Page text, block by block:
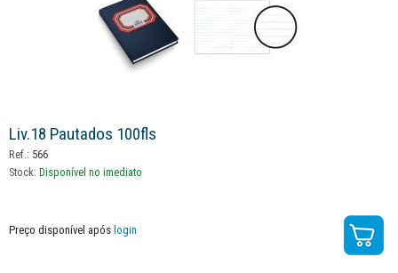
Liv.18 Pautados 100fls
Ref.: 566
Stock: Disponível no imediato
Preço disponível após login